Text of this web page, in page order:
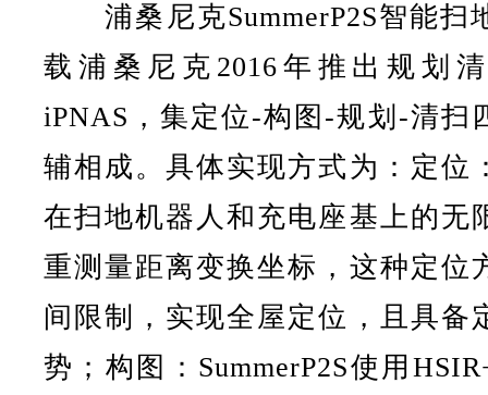
浦桑尼克SummerP2S智能
载浦桑尼克2016年推出规划
iPNAS，集定位-构图-规划-清扫
辅相成。具体实现方式为：定位
在扫地机器人和充电座基上的无
重测量距离变换坐标，这种定位
间限制，实现全屋定位，且具备
势；构图：SummerP2S使用